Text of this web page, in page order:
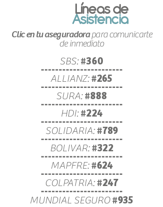
Líneas de
Asistencia
Clic en tu aseguradorapara comunicarte
de inmediato
SBS:#360
-----------------------
ALLIANZ:#265
-----------------------
SURA:#888
-----------------------
HDI:#224
-----------------------
SOLIDARIA:#789
-----------------------
BOLIVAR:#322
-----------------------
MAPFRE:#624
-----------------------
COLPATRIA:#247
-----------------------
MUNDIAL SEGURO#935